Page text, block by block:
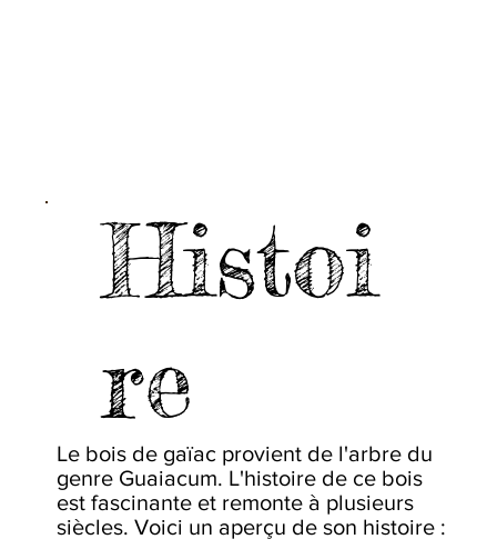
Le bois de gaïac provient de l'arbre du
genre Guaiacum. L'histoire de ce bois
est fascinante et remonte à plusieurs
siècles. Voici un aperçu de son histoire :
Histoi
re